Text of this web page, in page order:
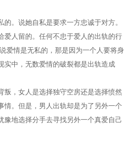
。说她自私是要求一方忠诚于对方。
爱人留的。任何不忠于爱人的出轨的行
爱情是无私的，那是因为一个人要将身
实中，无数爱情的破裂都是出轨造成
叛，女人是选择独守空房还是选择愤然
情。但是，男人出轨却是为了另外一个
豫地选择分手去寻找另外一个真爱自己